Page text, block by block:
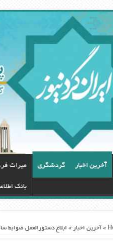
آخرین اخبار گردشگری ميراث
بانک
» آخرین اخبار » ابلاغ دستورالعمل ضوابط